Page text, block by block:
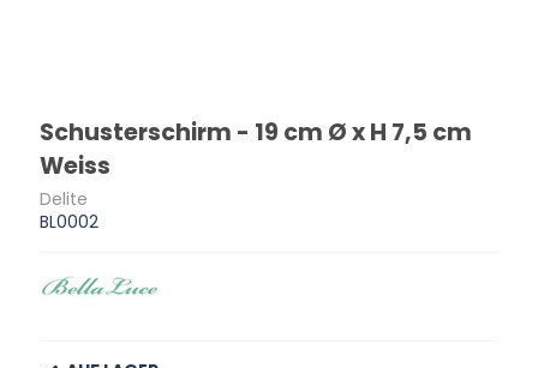
Schusterschirm - 19 cm Ø x H 7,5 cm
Weiss
Delite
BL0002